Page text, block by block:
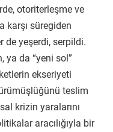
otoriterleşme ve
karşı süregiden
de yeşerdi, serpildi.
ya da “yeni sol”
ekseriyeti
teslim
krizin yaralarını
aracılığıyla bir